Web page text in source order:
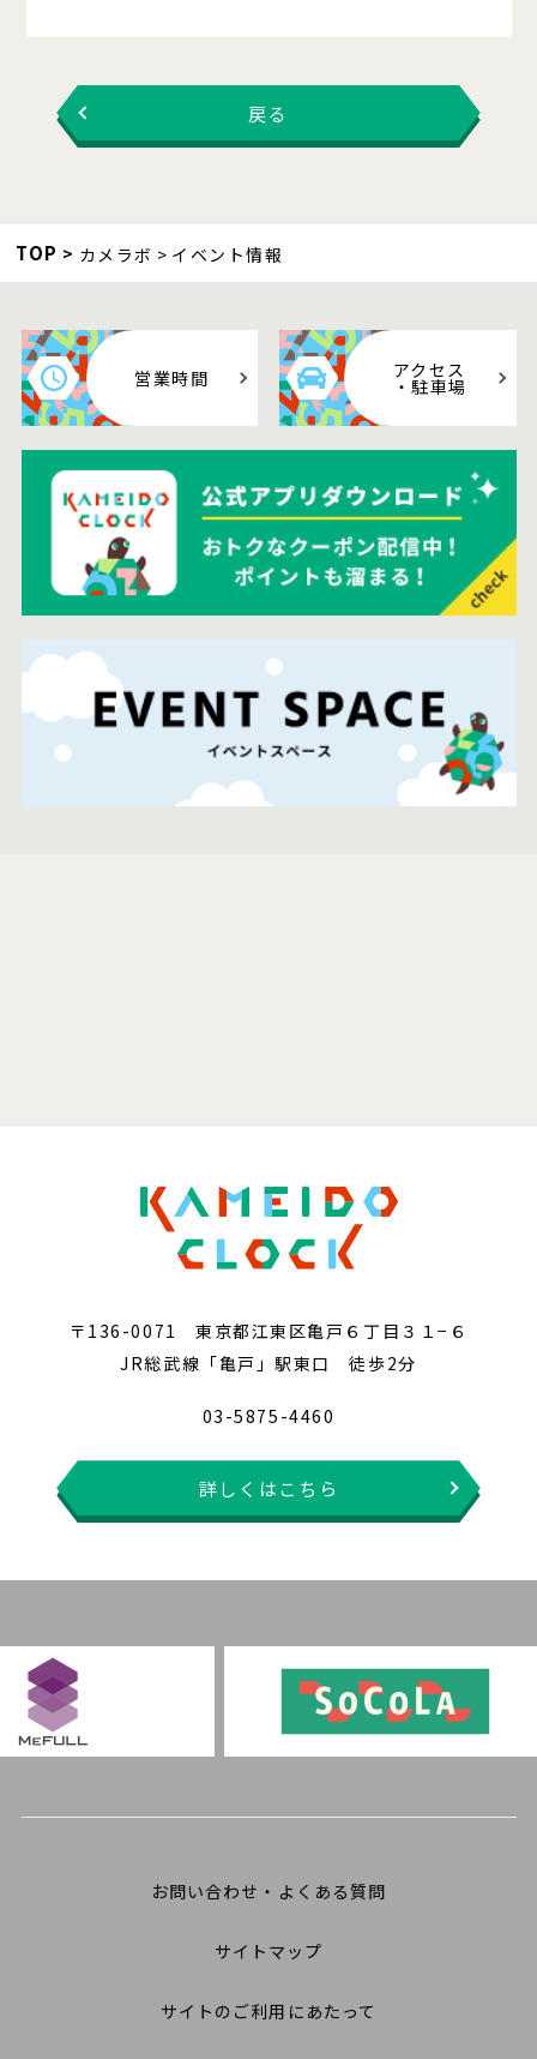
戻る
TOP カメラボ イベント情報
営業時間 アクセス
・駐車場
〒136-0071 東京都江東区亀戸６丁目３１−６
JR総武線「亀戸」駅東口 徒歩2分
03-5875-4460
詳しくはこちら
お問い合わせ・よくある質問
サイトマップ
サイトのご利用にあたって